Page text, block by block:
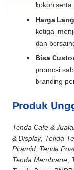
kokoh serta
Harga
ketiga,
dan
Bisa
promosi
branding
Produk
Tenda Cafe &
& Display, Tenda
Piramid Tenda
Tenda Membrane